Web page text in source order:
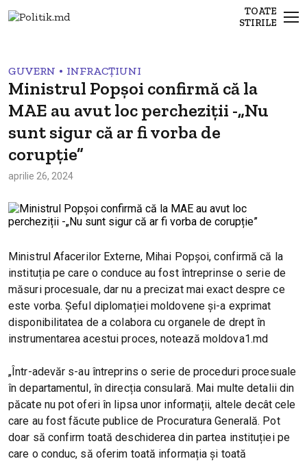
TOATE
STIRILE
GUVERN • INFRACȚIUNI
Ministrul Popșoi confirmă că la
MAE au avut loc percheziții -„Nu
sunt sigur că ar fi vorba de
corupție”
aprilie 26, 2024
Ministrul Afacerilor Externe, Mihai Popșoi, confirmă că la
instituția pe care o conduce au fost întreprinse o serie de
măsuri procesuale, dar nu a precizat mai exact despre ce
este vorba. Șeful diplomației moldovene și-a exprimat
disponibilitatea de a colabora cu organele de drept în
instrumentarea acestui proces, notează moldova1.md
„Într-adevăr s-au întreprins o serie de proceduri procesuale
în departamentul, în direcția consulară. Mai multe detalii din
păcate nu pot oferi în lipsa unor informații, altele decât cele
care au fost făcute publice de Procuratura Generală. Pot
doar să confirm toată deschiderea din partea instituției pe
care o conduc, să oferim toată informația și toată